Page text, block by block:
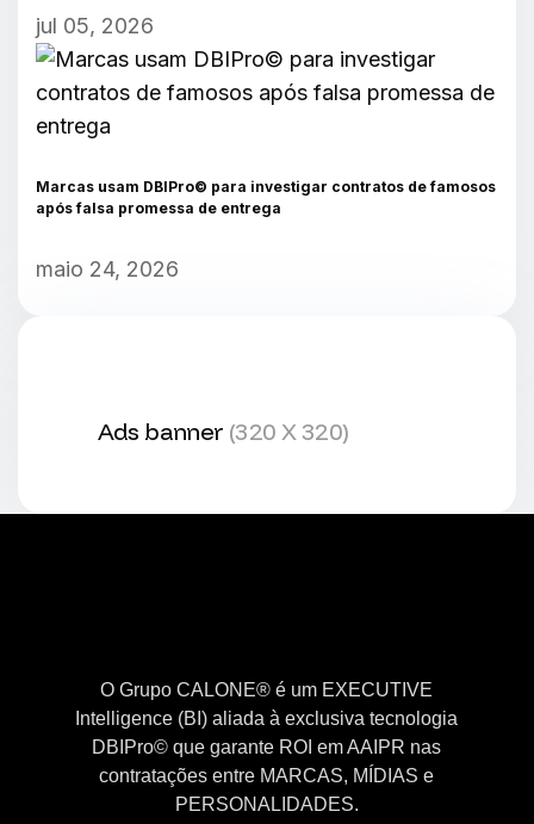
jul 05, 2026
Marcas usam DBIPro© para investigar contratos de famosos
após falsa promessa de entrega
maio 24, 2026
Ads banner (320 X 320)
O Grupo CALONE® é um EXECUTIVE
Intelligence (BI) aliada à exclusiva tecnologia
DBIPro© que garante ROI em AAIPR nas
contratações entre MARCAS, MÍDIAS e
PERSONALIDADES.